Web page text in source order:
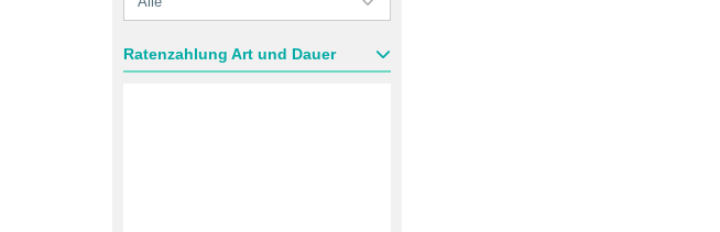
Ratenzahlung Art und Dauer